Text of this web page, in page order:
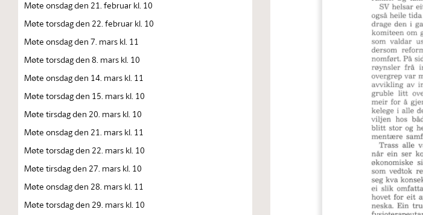
Møte onsdag den 21. februar kl. 10
Møte torsdag den 22. februar kl. 10
Møte onsdag den 7. mars kl. 11
Møte torsdag den 8. mars kl. 10
Møte onsdag den 14. mars kl. 11
Møte torsdag den 15. mars kl. 10
Møte tirsdag den 20. mars kl. 10
Møte onsdag den 21. mars kl. 11
Møte torsdag den 22. mars kl. 10
Møte tirsdag den 27. mars kl. 10
Møte onsdag den 28. mars kl. 11
Møte torsdag den 29. mars kl. 10